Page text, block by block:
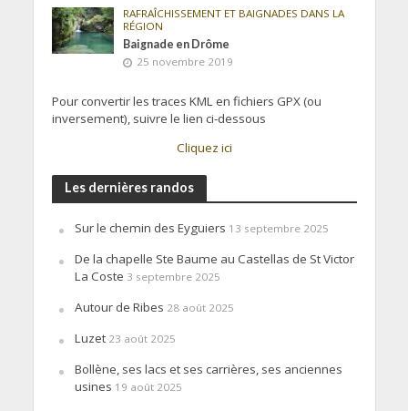
RAFRAÎCHISSEMENT ET BAIGNADES DANS LA
RÉGION
Baignade en Drôme
25 novembre 2019
Pour convertir les traces KML en fichiers GPX (ou
inversement), suivre le lien ci-dessous
Cliquez ici
Les dernières randos
Sur le chemin des Eyguiers 13 septembre 2025
De la chapelle Ste Baume au Castellas de St Victor
La Coste 3 septembre 2025
Autour de Ribes 28 août 2025
Luzet 23 août 2025
Bollène, ses lacs et ses carrières, ses anciennes
usines 19 août 2025